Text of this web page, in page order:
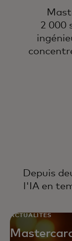
2 000
Depuis
l'IA en
ACTUALITÉS